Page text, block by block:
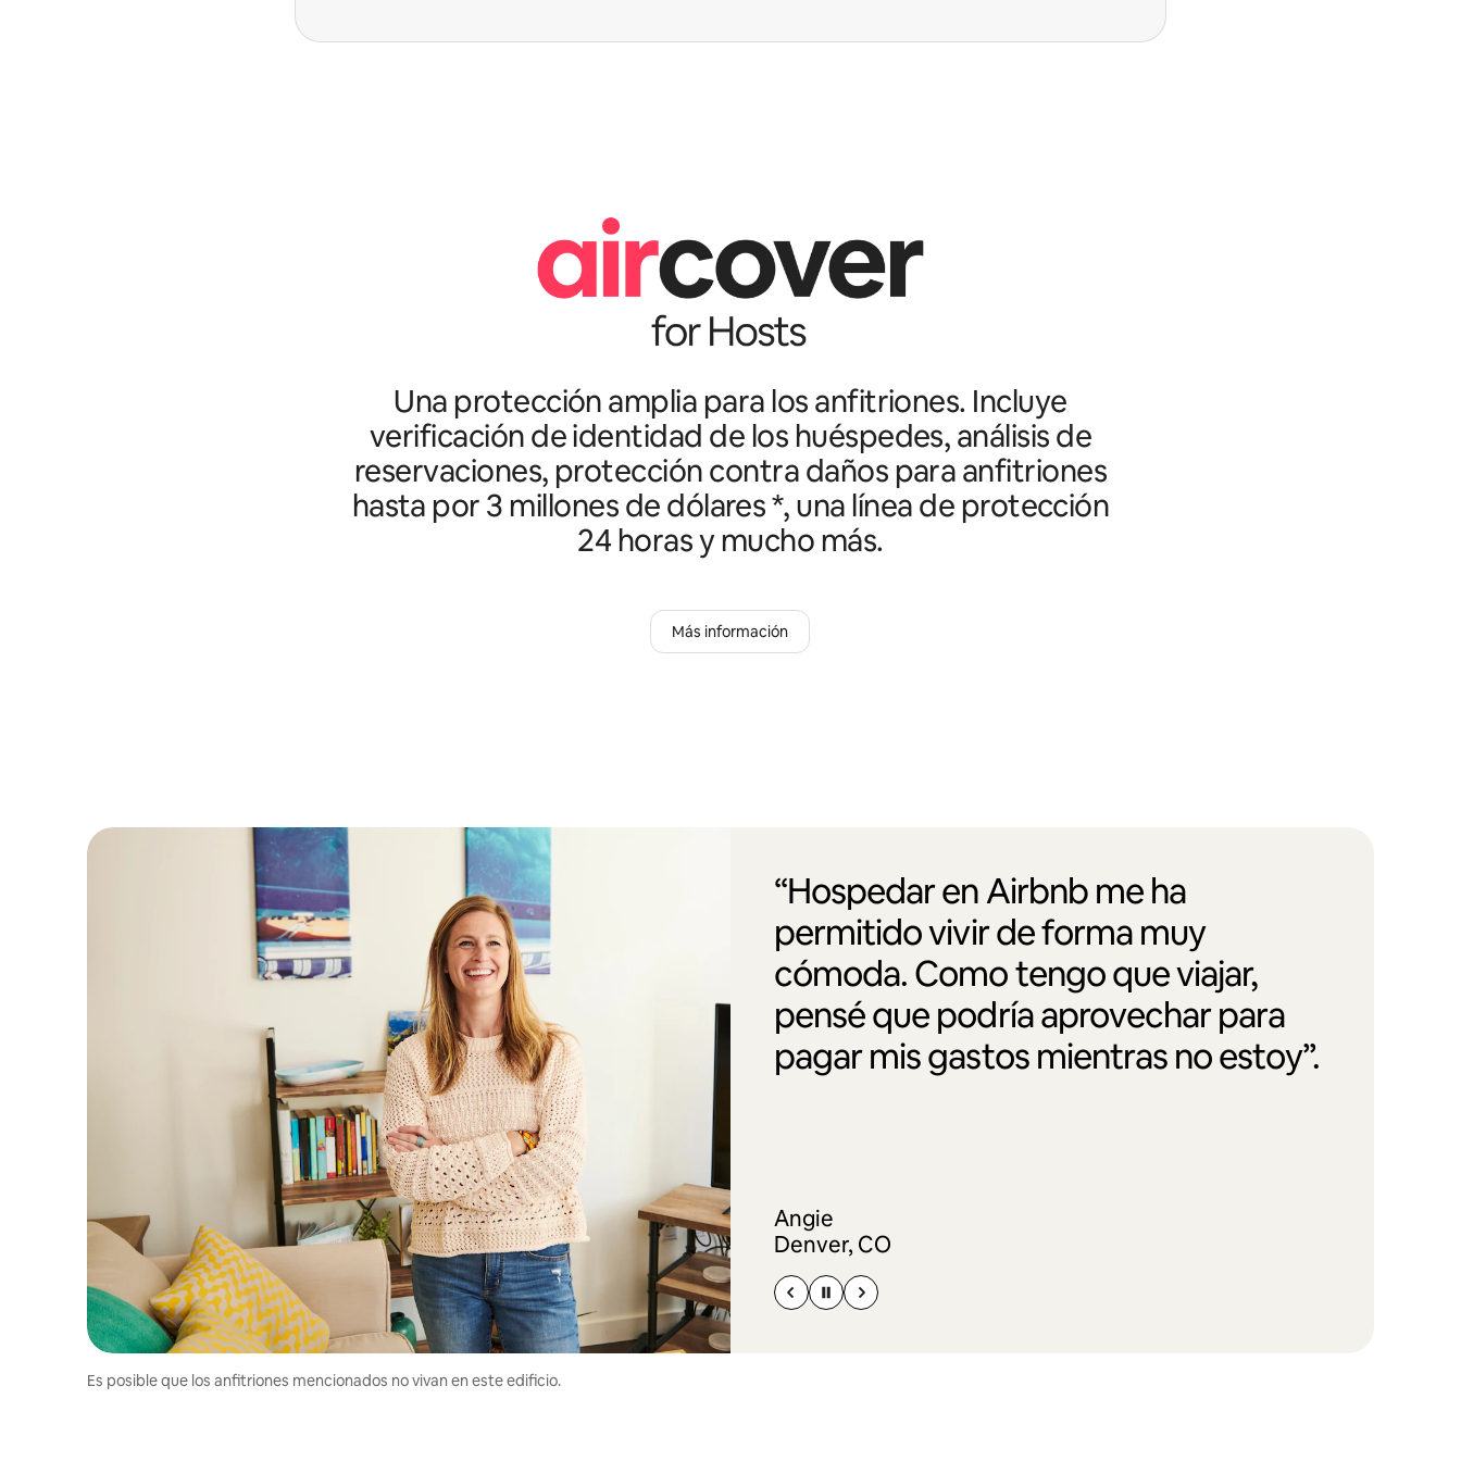
Una protección amplia para los anfitriones. Incluye
verificación de identidad de los huéspedes, análisis de
reservaciones, protección contra daños para anfitriones
hasta por 3 millones de dólares *, una línea de protección
24 horas y mucho más.
Más información
“Hospedar en Airbnb me ha
permitido vivir de forma muy
cómoda. Como tengo que viajar,
pensé que podría aprovechar para
pagar mis gastos mientras no estoy”.
Angie
Denver, CO
Es posible que los anfitriones mencionados no vivan en este edificio.